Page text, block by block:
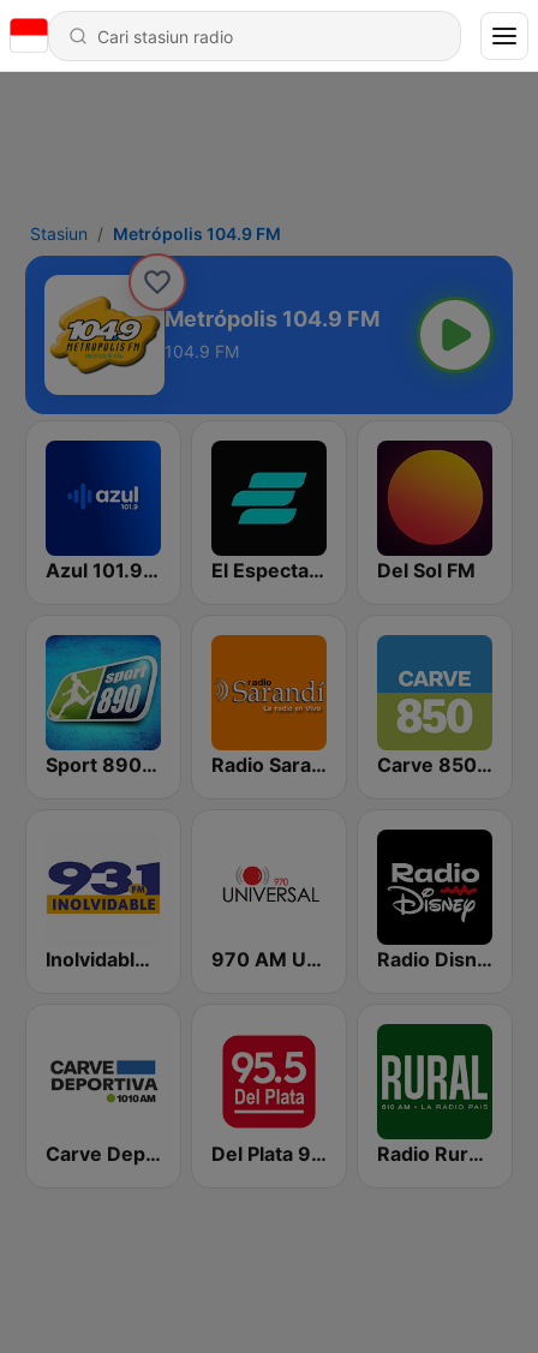
Stasiun Metrópolis 104.9 FM
Metrópolis 104.9 FM
104.9 FM
Azul 101.9 FM El Espectador 810 AM Del Sol FM
Sport 890 AM Radio Sarandí 690 Carve 850 AM
Inolvidable 93.1 FM 970 AM Universal Radio Disney Uruguay
Carve Deportiva 1010 AM Del Plata 95.5 Radio Rural 610 AM